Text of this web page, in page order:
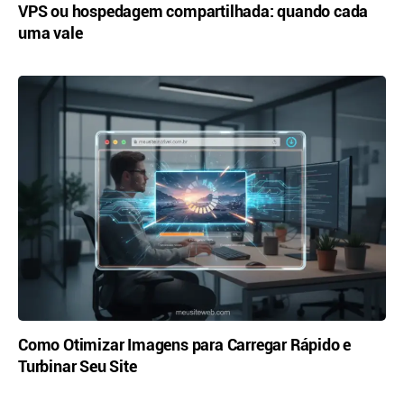
VPS ou hospedagem compartilhada: quando cada
uma vale
Como Otimizar Imagens para Carregar Rápido e
Turbinar Seu Site